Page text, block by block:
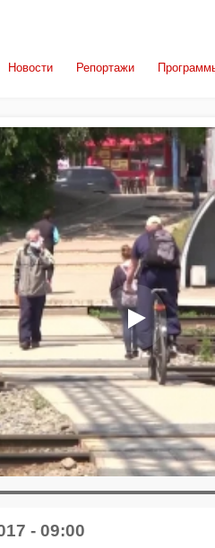
Новости Репортажи
- 09:00